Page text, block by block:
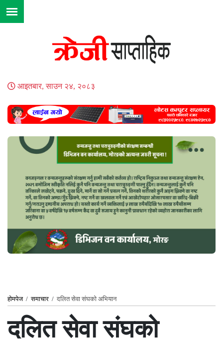
आइतबार, साउन २४, २०८३
होमपेज/समाचार / दलित सेवा संघको अभियान
दलित सेवा संघको